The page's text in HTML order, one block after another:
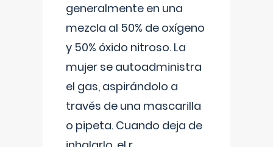
generalmente en una
mezcla al 50% de oxígeno
y 50% óxido nitroso. La
mujer se autoadministra
el gas, aspirándolo a
través de una mascarilla
o pipeta. Cuando deja de